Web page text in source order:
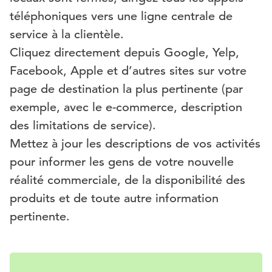
téléphoniques vers une ligne centrale de
service à la clientèle.
Cliquez directement depuis Google, Yelp,
Facebook, Apple et d’autres sites sur votre
page de destination la plus pertinente (par
exemple, avec le e-commerce, description
des limitations de service).
Mettez à jour les descriptions de vos activités
pour informer les gens de votre nouvelle
réalité commerciale, de la disponibilité des
produits et de toute autre information
pertinente.